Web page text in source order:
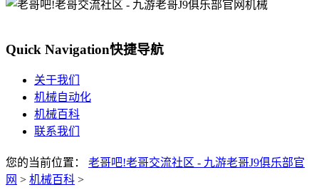
Quick Navigation快捷导航
关于我们
机械自动化
机械百科
联系我们
您的当前位置： 老哥吧!老哥交流社区 - 九游老哥J9俱乐部官
网 > 机械百科 >